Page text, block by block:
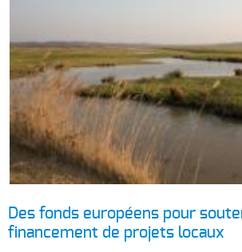
Des fonds européens pour
financement de projets locaux